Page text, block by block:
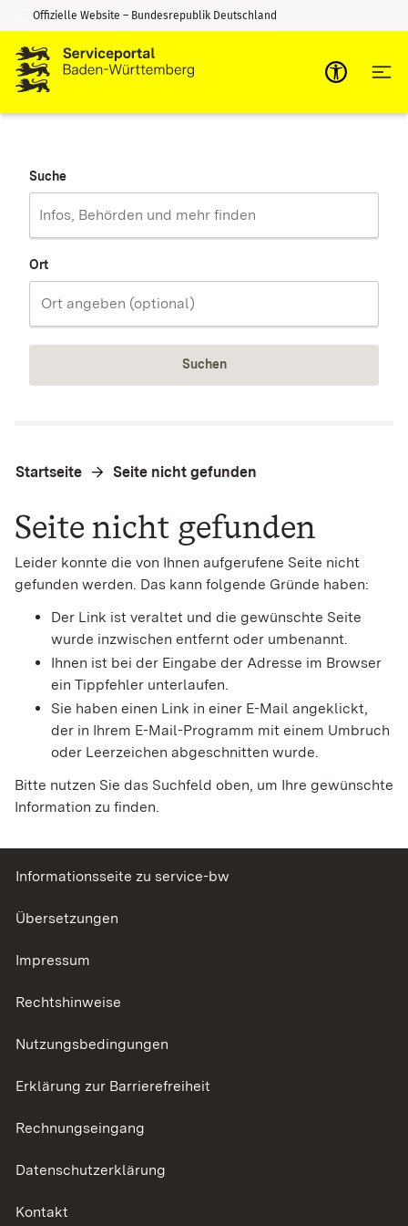
Zum Inhalt springen
Zur Suche springen
Offizielle Website – Bundesrepublik Deutschland
Suche
Ort
Suchen
Startseite Seite nicht gefunden
Seite nicht gefunden
Leider konnte die von Ihnen aufgerufene Seite nicht
gefunden werden. Das kann folgende Gründe haben:
Der Link ist veraltet und die gewünschte Seite
wurde inzwischen entfernt oder umbenannt.
Ihnen ist bei der Eingabe der Adresse im Browser
ein Tippfehler unterlaufen.
Sie haben einen Link in einer E-Mail angeklickt,
der in Ihrem E-Mail-Programm mit einem Umbruch
oder Leerzeichen abgeschnitten wurde.
Bitte nutzen Sie das Suchfeld oben, um Ihre gewünschte
Information zu finden.
Informationsseite zu service-bw
Übersetzungen
Impressum
Rechtshinweise
Nutzungsbedingungen
Erklärung zur Barrierefreiheit
Rechnungseingang
Datenschutzerklärung
Kontakt